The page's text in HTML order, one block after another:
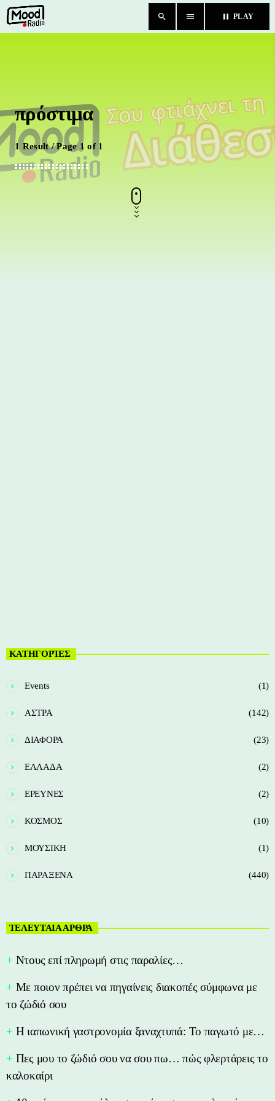
search menu pause PLAY
close
BLOG
TEAM
CHAT
πρόστιμα
1 Result / Page 1 of 1
ΚΑΤΗΓΟΡΊΕΣ
Events (1)
ΑΣΤΡΑ (142)
ΔΙΑΦΟΡΑ (23)
ΕΛΛΑΔΑ (2)
ΕΡΕΥΝΕΣ (2)
ΚΟΣΜΟΣ (10)
ΜΟΥΣΙΚΗ (1)
ΠΑΡΑΞΕΝΑ (440)
ΤΕΛΕΥΤΑΙΑ ΑΡΘΡΑ
Nτους επί πληρωμή στις παραλίες…
Με ποιον πρέπει να πηγαίνεις διακοπές σύμφωνα με
το ζώδιό σου
Η ιαπωνική γαστρονομία ξαναχτυπά: Το παγωτό με…
Πες μου το ζώδιό σου να σου πω… πώς φλερτάρεις το
καλοκαίρι